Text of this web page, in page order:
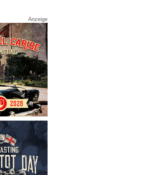
Anzeige